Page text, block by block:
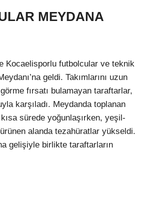
MEYDANA
Kocaelisporlu futbolcular ve teknik
geldi. Takımlarını uzun
fırsatı bulamayan taraftarlar,
karşıladı. Meydanda toplanan
sürede yoğunlaşırken, yeşil-
alanda tezahüratlar yükseldi.
gelişiyle birlikte taraftarların